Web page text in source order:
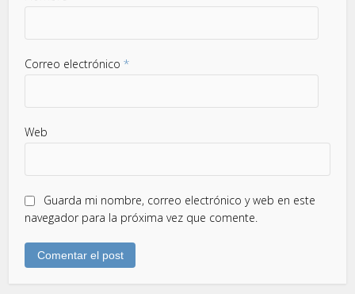
Correo electrónico*
Web
Guarda mi nombre, correo electrónico y web en este
navegador para la próxima vez que comente.